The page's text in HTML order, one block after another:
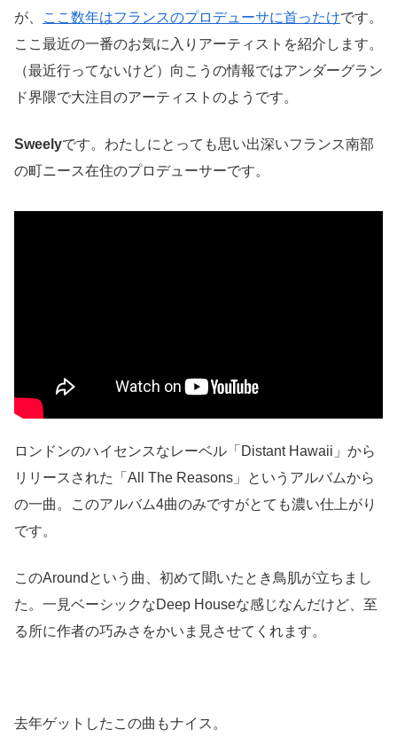
が、
ここ数年はフランスのプロデューサに首ったけです。
ここ最近の一番のお気に入りアーティストを紹介します。
（最近行ってないけど）向こうの情報ではアンダーグラン
ド界隈で大注目のアーティストのようです。
Sweelyです。わたしにとっても思い出深いフランス南部
の町ニース在住のプロデューサーです。
ロンドンのハイセンスなレーベル「Distant Hawaii」から
リリースされた「All The Reasons」というアルバムから
の一曲。このアルバム4曲のみですがとても濃い仕上がり
です。
このAroundという曲、初めて聞いたとき鳥肌が立ちまし
た。一見ベーシックなDeep Houseな感じなんだけど、至
る所に作者の巧みさをかいま見させてくれます。
去年ゲットしたこの曲もナイス。